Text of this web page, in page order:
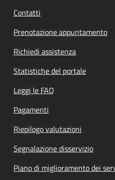
Contatti
Prenotazione appuntamento
Richiedi assistenza
Statistiche del portale
Leggi le FAQ
Pagamenti
Riepilogo valutazioni
Segnalazione disservizio
Piano di miglioramento dei